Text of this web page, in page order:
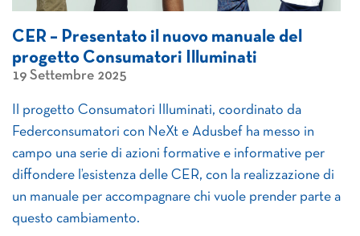
CER – Presentato il nuovo manuale del
progetto Consumatori Illuminati
19 Settembre 2025
Il progetto Consumatori Illuminati, coordinato da
Federconsumatori con NeXt e Adusbef ha messo in
campo una serie di azioni formative e informative per
diffondere l’esistenza delle CER, con la realizzazione di
un manuale per accompagnare chi vuole prender parte a
questo cambiamento.